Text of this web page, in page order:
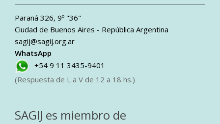
Paraná 326, 9º "36"
Ciudad de Buenos Aires - República Argentina
sagij@sagij.org.ar
WhatsApp
+54 9 11 3435-9401
(Respuesta de L a V de 12 a 18 hs.)
SAGIJ es miembro de